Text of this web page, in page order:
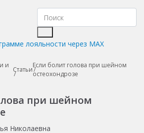
лояльности через MAX
и
Статьи
Если болит голова при шейном
остеохондрозе
при шейном